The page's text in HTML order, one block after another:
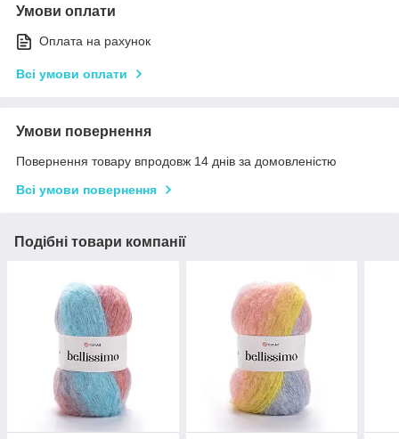
Умови оплати
Оплата на рахунок
Всі умови оплати
Умови повернення
Повернення товару впродовж 14 днів за домовленістю
Всі умови повернення
Подібні товари компанії